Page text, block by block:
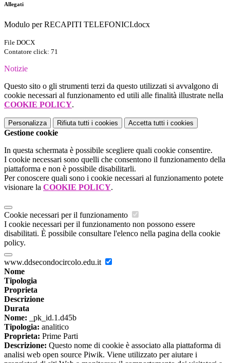
Allegati
Modulo per RECAPITI TELEFONICI.docx
File DOCX
Contatore click: 71
Notizie
Questo sito o gli strumenti terzi da questo utilizzati si avvalgono di
cookie necessari al funzionamento ed utili alle finalità illustrate nella
COOKIE POLICY.
Personalizza Rifiuta tutti i cookies Accetta tutti i cookies
Gestione cookie
In questa schermata è possibile scegliere quali cookie consentire.
I cookie necessari sono quelli che consentono il funzionamento della
piattaforma e non è possibile disabilitarli.
Per conoscere quali sono i cookie necessari al funzionamento potete
visionare la COOKIE POLICY.
Cookie necessari per il funzionamento
I cookie necessari per il funzionamento non possono essere
disabilitati. È possibile consultare l'elenco nella pagina della cookie
policy.
www.ddsecondocircolo.edu.it
Nome
Tipologia
Proprieta
Descrizione
Durata
Nome: _pk_id.1.d45b
Tipologia: analitico
Proprieta: Prime Parti
Descrizione: Questo nome di cookie è associato alla piattaforma di
analisi web open source Piwik. Viene utilizzato per aiutare i